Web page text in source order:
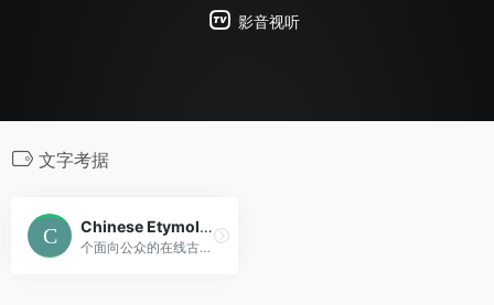
影音视听
文字考据
Chinese Etymology 字源
个面向公众的在线古文字学习与研究平台。